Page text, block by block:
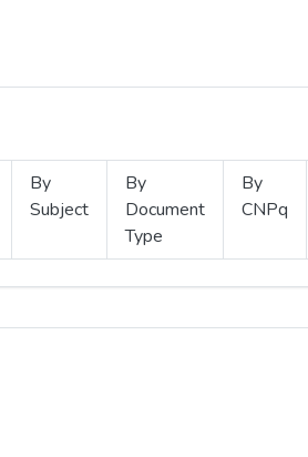
By
Subject
By
Document
Type
By
CNPq